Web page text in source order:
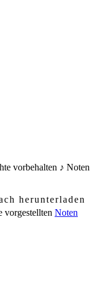
vorbehalten ♪ Noten
herunterladen
vorgestellten Noten